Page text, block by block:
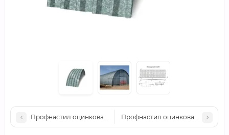
Профнастил оцинкованный С44ПГ-1000-0.9 цена за м2
Профнастил оцинкованный